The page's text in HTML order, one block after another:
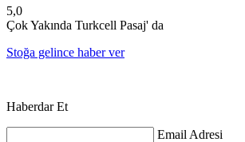
5,0
Çok Yakında Turkcell Pasaj' da
Stoğa gelince haber ver
Haberdar Et
Email Adresi